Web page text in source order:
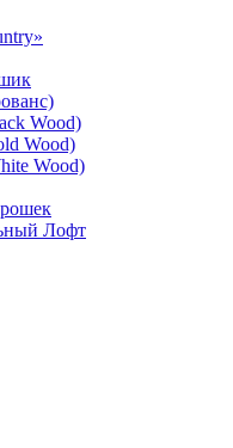
Wood)
Wood)
Wood)
Лофт